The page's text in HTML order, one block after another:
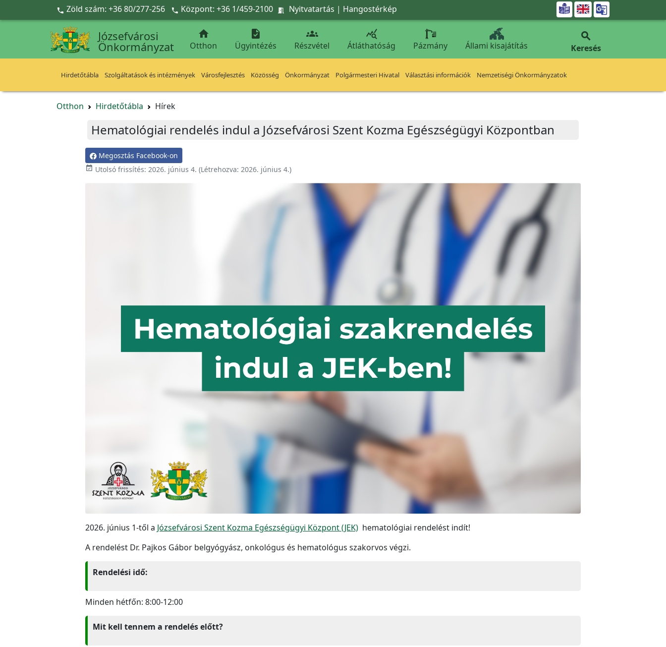
Ugrás a fő tartalomra
 Zöld szám: +36 80/277-256  Központ: +36 1/459-2100  Nyitvatartás | Hangostérkép 
Józsefvárosi
Önkormányzat

Otthon

Ügyintézés

Részvétel

Átláthatóság Pázmány Állami kisajátítás

Keresés
Hirdetőtábla Szolgáltatások és intézmények Városfejlesztés Közösség Önkormányzat Polgármesteri Hivatal Választási információk Nemzetiségi Önkormányzatok
Otthon Hirdetőtábla Hírek
Hematológiai rendelés indul a Józsefvárosi Szent Kozma Egészségügyi Központban
Megosztás Facebook-on
 Utolsó frissítés: 2026. június 4. (Létrehozva: 2026. június 4.)
2026. június 1-től a Józsefvárosi Szent Kozma Egészségügyi Központ (JEK) hematológiai rendelést indít!
A rendelést Dr. Pajkos Gábor belgyógyász, onkológus és hematológus szakorvos végzi.
Rendelési idő:
Minden hétfőn: 8:00-12:00
Mit kell tennem a rendelés előtt?